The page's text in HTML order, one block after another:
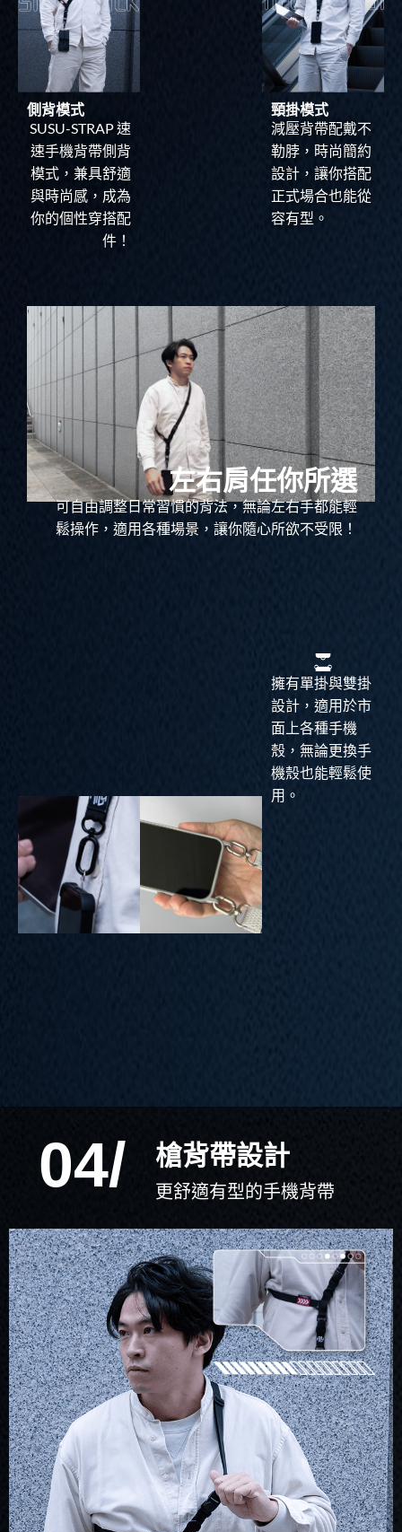
側背模式
SUSU-STRAP 速
速手機背帶側背
模式，兼具舒適
與時尚感，成為
你的個性穿搭配
件！
頸掛模式
減壓背帶配戴不
勒脖，時尚簡約
設計，讓你搭配
正式場合也能從
容有型。
左右肩任你所選
可自由調整日常習慣的背法，無論左右手都能輕
鬆操作，適用各種場景，讓你隨心所欲不受限！
擁有單掛與雙掛
設計，適用於市
面上各種手機
殼，無論更換手
機殼也能輕鬆使
用。
04/ 槍背帶設計
更舒適有型的手機背帶